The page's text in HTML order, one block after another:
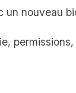
un nouveau